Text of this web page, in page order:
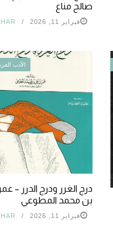
صالح مناع
فبراير 11, 2026
الأدب
درج الغرر ودرج الدرر –
بن محمد المطوعي
فبراير 11, 2026